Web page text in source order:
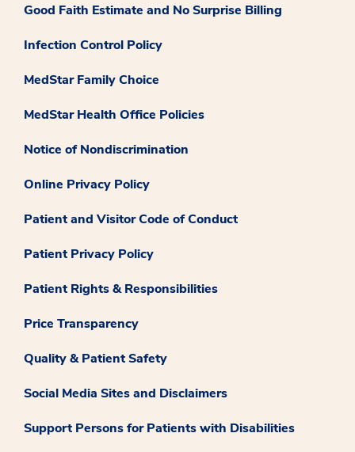
Good Faith Estimate and No Surprise Billing
Infection Control Policy
MedStar Family Choice
MedStar Health Office Policies
Notice of Nondiscrimination
Online Privacy Policy
Patient and Visitor Code of Conduct
Patient Privacy Policy
Patient Rights & Responsibilities
Price Transparency
Quality & Patient Safety
Social Media Sites and Disclaimers
Support Persons for Patients with Disabilities